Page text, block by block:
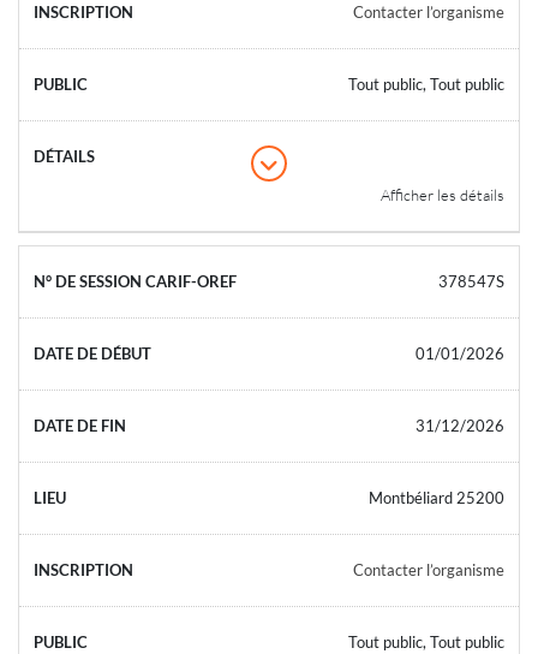
Contacter l’organisme
Tout public, Tout public
Afficher les détails
378547S
01/01/2026
31/12/2026
Montbéliard 25200
Contacter l’organisme
Tout public, Tout public